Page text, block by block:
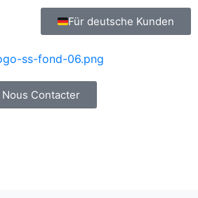
Für deutsche Kunden
Nous Contacter